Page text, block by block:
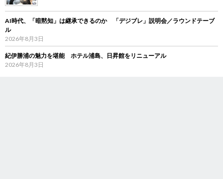
AI時代、「暗黙知」は継承できるのか 「デジブレ」説明会／ラウンドテーブ
ル
2026年8月3日
紀伊勝浦の魅力を堪能 ホテル浦島、日昇館をリニューアル
2026年8月3日